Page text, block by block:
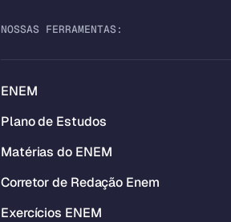
NOSSAS FERRAMENTAS:
ENEM
Plano de Estudos
Matérias do ENEM
Corretor de Redação Enem
Exercícios ENEM